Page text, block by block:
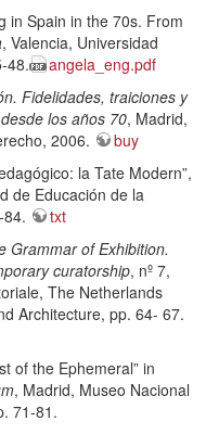
in Spain in the 70s. From
, Valencia, Universidad
48.
angela_eng.pdf
Fidelidades, traiciones y
los años 70, Madrid,
2006.
buy
la Tate Modern”,
de Educación de la
txt
Grammar of Exhibition.
curatorship, nº 7,
The Netherlands
Architecture, pp. 64- 67.
of the Ephemeral” in
, Madrid, Museo Nacional
71-81.